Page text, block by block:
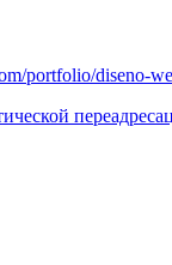
portfolio/diseno-